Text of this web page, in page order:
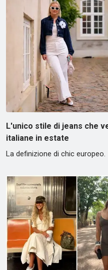
L'unico stile di jeans che
italiane in estate
La definizione di chic europeo.